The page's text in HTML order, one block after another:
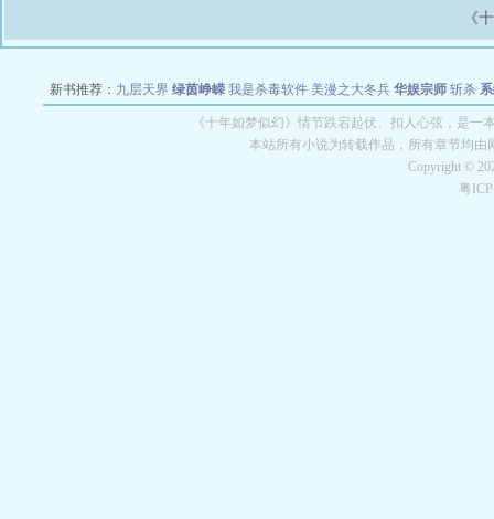
《
新书推荐： 九层天界 绿茵峥嵘 我是杀毒软件 美漫之大冬兵 华娱宗师 斩杀
教练万岁 都市全能巨星 绝对交易 全职武神 位面复
《十年如梦似幻》情节跌宕起伏、扣人心弦，是
本站所有小说为转载作品，所有章节均
Copyright ©
粤